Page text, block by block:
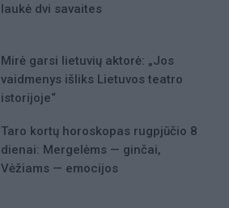
laukė dvi savaites
Mirė garsi lietuvių aktorė: „Jos
vaidmenys išliks Lietuvos teatro
istorijoje“
Taro kortų horoskopas rugpjūčio 8
dienai: Mergelėms — ginčai,
Vėžiams — emocijos